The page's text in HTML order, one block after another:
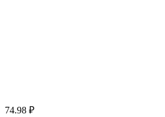
74.98 ₽